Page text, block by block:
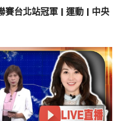
賽台北站冠軍 | 運動 | 中央